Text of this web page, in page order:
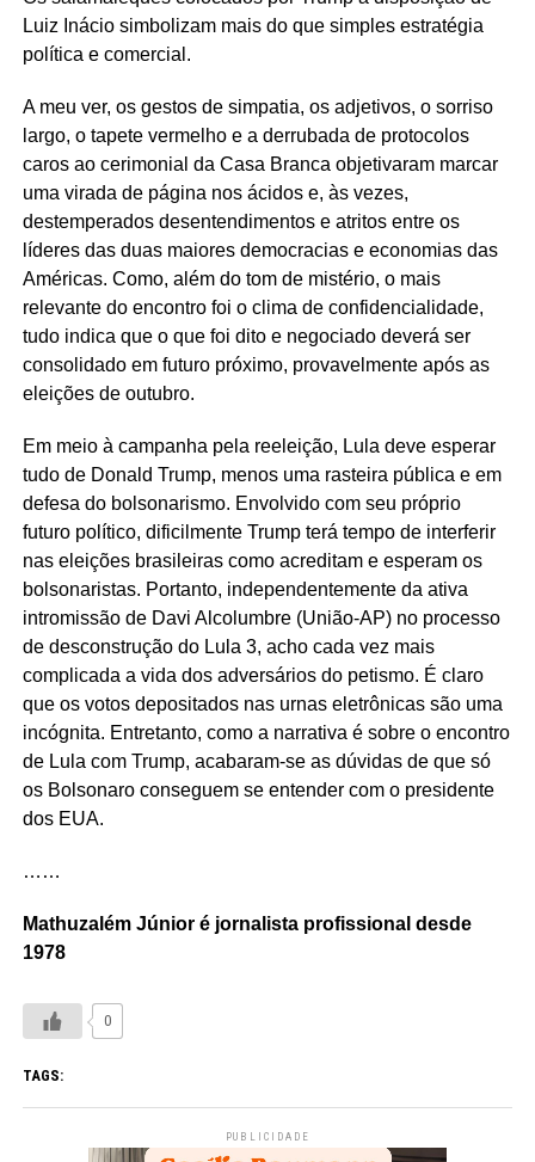
Luiz Inácio simbolizam mais do que simples estratégia
política e comercial.
A meu ver, os gestos de simpatia, os adjetivos, o sorriso
largo, o tapete vermelho e a derrubada de protocolos
caros ao cerimonial da Casa Branca objetivaram marcar
uma virada de página nos ácidos e, às vezes,
destemperados desentendimentos e atritos entre os
líderes das duas maiores democracias e economias das
Américas. Como, além do tom de mistério, o mais
relevante do encontro foi o clima de confidencialidade,
tudo indica que o que foi dito e negociado deverá ser
consolidado em futuro próximo, provavelmente após as
eleições de outubro.
Em meio à campanha pela reeleição, Lula deve esperar
tudo de Donald Trump, menos uma rasteira pública e em
defesa do bolsonarismo. Envolvido com seu próprio
futuro político, dificilmente Trump terá tempo de interferir
nas eleições brasileiras como acreditam e esperam os
bolsonaristas. Portanto, independentemente da ativa
intromissão de Davi Alcolumbre (União-AP) no processo
de desconstrução do Lula 3, acho cada vez mais
complicada a vida dos adversários do petismo. É claro
que os votos depositados nas urnas eletrônicas são uma
incógnita. Entretanto, como a narrativa é sobre o encontro
de Lula com Trump, acabaram-se as dúvidas de que só
os Bolsonaro conseguem se entender com o presidente
dos EUA.
……
Mathuzalém Júnior é jornalista profissional desde
1978
0
TAGS:
PUBLICIDADE